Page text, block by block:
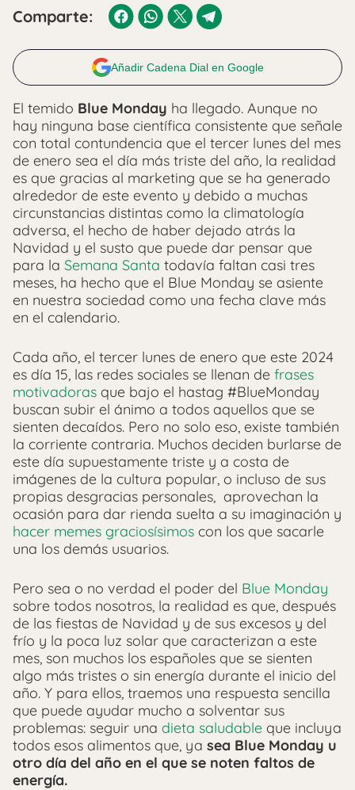
Comparte:
Añadir Cadena Dial en Google
El temido Blue Monday ha llegado. Aunque no
hay ninguna base científica consistente que señale
con total contundencia que el tercer lunes del mes
de enero sea el día más triste del año, la realidad
es que gracias al marketing que se ha generado
alrededor de este evento y debido a muchas
circunstancias distintas como la climatología
adversa, el hecho de haber dejado atrás la
Navidad y el susto que puede dar pensar que
para la Semana Santa todavía faltan casi tres
meses, ha hecho que el Blue Monday se asiente
en nuestra sociedad como una fecha clave más
en el calendario.
Cada año, el tercer lunes de enero que este 2024
es día 15, las redes sociales se llenan de frases
motivadoras que bajo el hastag #BlueMonday
buscan subir el ánimo a todos aquellos que se
sienten decaídos. Pero no solo eso, existe también
la corriente contraria. Muchos deciden burlarse de
este día supuestamente triste y a costa de
imágenes de la cultura popular, o incluso de sus
propias desgracias personales, aprovechan la
ocasión para dar rienda suelta a su imaginación y
hacer memes graciosísimos con los que sacarle
una los demás usuarios.
Pero sea o no verdad el poder del Blue Monday
sobre todos nosotros, la realidad es que, después
de las fiestas de Navidad y de sus excesos y del
frío y la poca luz solar que caracterizan a este
mes, son muchos los españoles que se sienten
algo más tristes o sin energía durante el inicio del
año. Y para ellos, traemos una respuesta sencilla
que puede ayudar mucho a solventar sus
problemas: seguir una dieta saludable que incluya
todos esos alimentos que, ya sea Blue Monday u
otro día del año en el que se noten faltos de
energía.